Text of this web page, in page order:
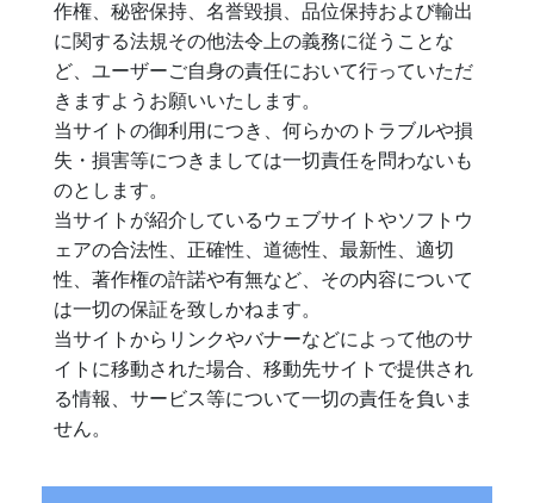
作権、秘密保持、名誉毀損、品位保持および輸出
に関する法規その他法令上の義務に従うことな
ど、ユーザーご自身の責任において行っていただ
きますようお願いいたします。
当サイトの御利用につき、何らかのトラブルや損
失・損害等につきましては一切責任を問わないも
のとします。
当サイトが紹介しているウェブサイトやソフトウ
ェアの合法性、正確性、道徳性、最新性、適切
性、著作権の許諾や有無など、その内容について
は一切の保証を致しかねます。
当サイトからリンクやバナーなどによって他のサ
イトに移動された場合、移動先サイトで提供され
る情報、サービス等について一切の責任を負いま
せん。